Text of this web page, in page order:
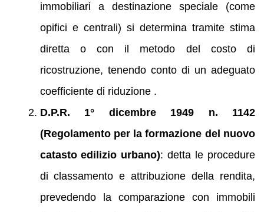
immobiliari a destinazione speciale (come
opifici e centrali) si determina tramite stima
diretta o con il metodo del costo di
ricostruzione, tenendo conto di un adeguato
coefficiente di riduzione .
D.P.R. 1° dicembre 1949 n. 1142
(Regolamento per la formazione del nuovo
catasto edilizio urbano): detta le procedure
di classamento e attribuzione della rendita,
prevedendo la comparazione con immobili